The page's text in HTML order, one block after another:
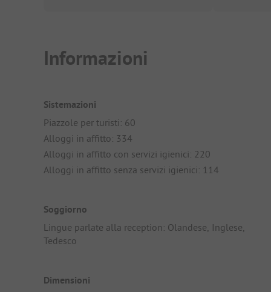
Informazioni
Sistemazioni
Piazzole per turisti: 60
Alloggi in affitto: 334
Alloggi in affitto con servizi igienici: 220
Alloggi in affitto senza servizi igienici: 114
Soggiorno
Lingue parlate alla reception: Olandese, Inglese,
Tedesco
Dimensioni